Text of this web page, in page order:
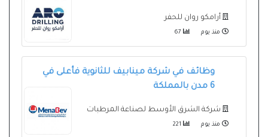
أرامكو روان للحفر
منذ يوم
وظائف في شركة مينابيف للثانوية فأعلى في
6 مدن بالمملكة
شركة الشرق الأوسط لصناعة المرطبات
منذ يوم